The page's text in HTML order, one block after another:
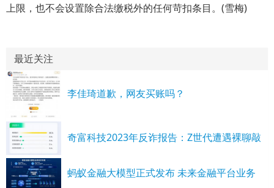
上限，也不会设置除合法缴税外的任何苛扣条目。(雪梅)
最近关注
李佳琦道歉，网友买账吗？
奇富科技2023年反诈报告：Z世代遭遇裸聊敲
蚂蚁金融大模型正式发布 未来金融平台业务